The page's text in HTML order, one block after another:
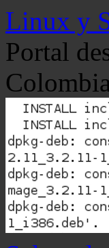
Linux y
Portal
Colombia